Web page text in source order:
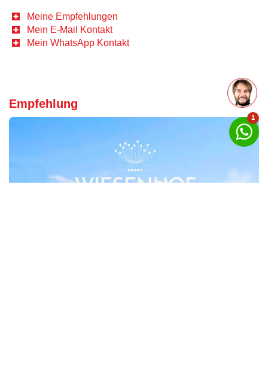
Meine Empfehlungen
Mein E-Mail Kontakt
Mein WhatsApp Kontakt
Empfehlung
1